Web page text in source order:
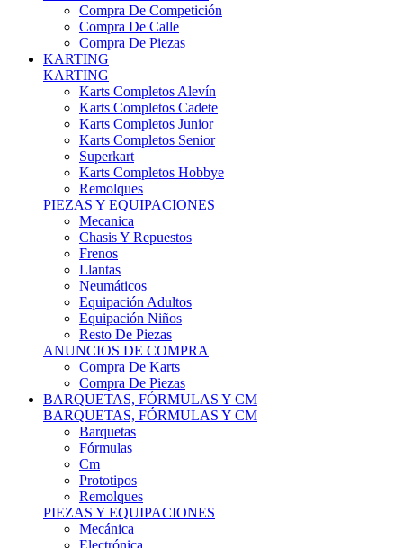
Frenos
Llantas
Neumáticos
Equipación Adultos
Equipación Niños
Resto De Piezas
ANUNCIOS DE COMPRA
Compra De Karts
Compra De Piezas
BARQUETAS, FÓRMULAS Y CM
BARQUETAS, FÓRMULAS Y CM
Barquetas
Fórmulas
Cm
Prototipos
Remolques
PIEZAS Y EQUIPACIONES
Mecánica
Electrónica
Chasis Y Carrocería
Suspensiones
Frenos
Llantas
Neumáticos
Resto De Piezas
ANUNCIOS DE COMPRA
Compra Vehículos
Compra De Piezas
CARCROSS Y FÓRMULAS
CARCROSS Y FORMULAS TT
Carcross
Formulas Tt Autocross
Remolques
PIEZAS Y EQUIPACIONES